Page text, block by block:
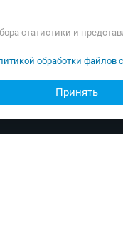
Реклама
статистики и
обработки файлов
Принять